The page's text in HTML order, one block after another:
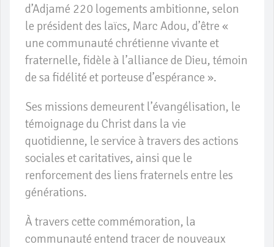
d’Adjamé 220 logements ambitionne, selon
le président des laïcs, Marc Adou, d’être «
une communauté chrétienne vivante et
fraternelle, fidèle à l’alliance de Dieu, témoin
de sa fidélité et porteuse d’espérance ».
Ses missions demeurent l’évangélisation, le
témoignage du Christ dans la vie
quotidienne, le service à travers des actions
sociales et caritatives, ainsi que le
renforcement des liens fraternels entre les
générations.
À travers cette commémoration, la
communauté entend tracer de nouveaux